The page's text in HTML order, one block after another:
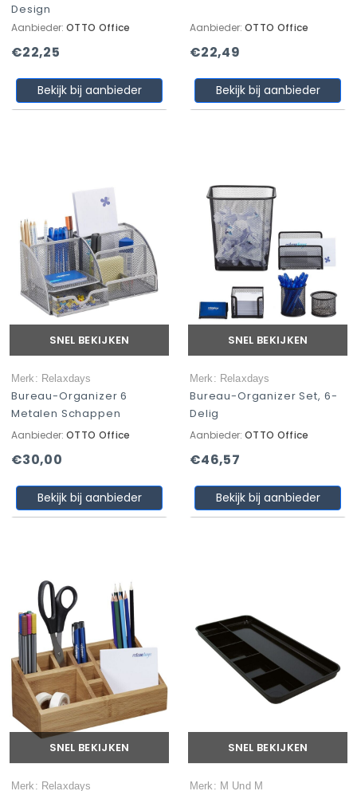
Design
Aanbieder: OTTO Office
€22,25
Bekijk bij aanbieder
Aanbieder: OTTO Office
€22,49
Bekijk bij aanbieder
SNEL BEKIJKEN
Merk: Relaxdays
Bureau-Organizer 6
Metalen Schappen
Aanbieder: OTTO Office
€30,00
Bekijk bij aanbieder
SNEL BEKIJKEN
Merk: Relaxdays
Bureau-Organizer Set, 6-
Delig
Aanbieder: OTTO Office
€46,57
Bekijk bij aanbieder
SNEL BEKIJKEN
Merk: Relaxdays
SNEL BEKIJKEN
Merk: M Und M